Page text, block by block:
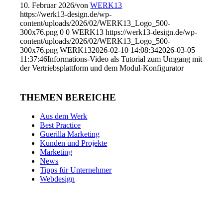
10. Februar 2026/vonWERK13
https://werk13-design.de/wp-
content/uploads/2026/02/WERK13_Logo_500-
300x76.png 0 0 WERK13 https://werk13-design.de/wp-
content/uploads/2026/02/WERK13_Logo_500-
300x76.png WERK132026-02-10 14:08:342026-03-05
11:37:46Informations-Video als Tutorial zum Umgang mit
der Vertriebsplattform und dem Modul-Konfigurator
THEMEN BEREICHE
Aus dem Werk
Best Practice
Guerilla Marketing
Kunden und Projekte
Marketing
News
Tipps für Unternehmer
Webdesign